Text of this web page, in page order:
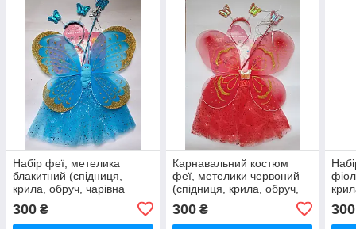
Набір феї, метелика
блакитний (спідниця,
крила, обруч, чарівна
300 ₴
Карнавальний костюм
феї, метелики червоний
(спідниця, крила, обруч,
300₴ 300